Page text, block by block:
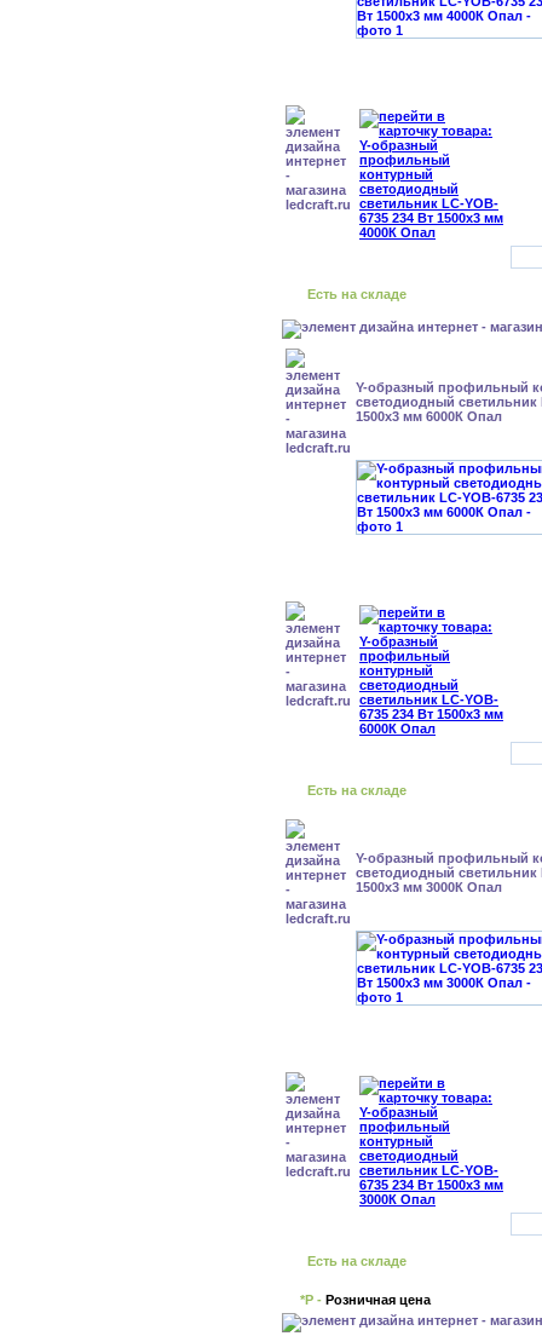
Есть на складе
Y-образный профильный
cветодиодный светильник
1500x3 мм 6000К Опал
Есть на складе
Y-образный профильный
cветодиодный светильник
1500x3 мм 3000К Опал
Есть на складе
*Р - Розничная цена